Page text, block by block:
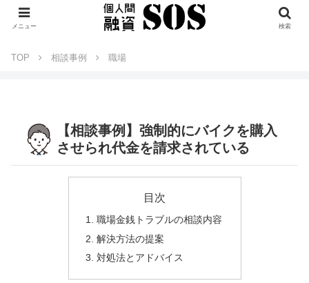
TOP 相談事例 職場
【相談事例】強制的にバイクを購入
させられ代金を請求されている
目次
職場金銭トラブルの相談内容
解決方法の提案
対処法とアドバイス
メニュー 検索